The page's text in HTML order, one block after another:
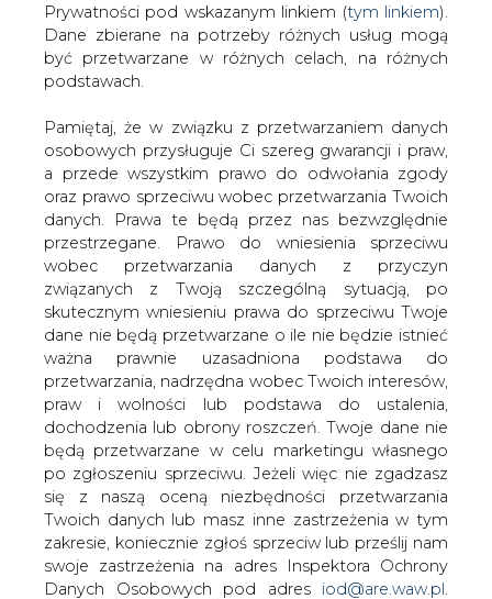
Prywatności pod wskazanym linkiem (tym linkiem).
Dane zbierane na potrzeby różnych usług mogą
być przetwarzane w różnych celach, na różnych
podstawach.
Pamiętaj, że w związku z przetwarzaniem danych
osobowych przysługuje Ci szereg gwarancji i praw,
a przede wszystkim prawo do odwołania zgody
oraz prawo sprzeciwu wobec przetwarzania Twoich
danych. Prawa te będą przez nas bezwzględnie
przestrzegane. Prawo do wniesienia sprzeciwu
wobec przetwarzania danych z przyczyn
związanych z Twoją szczególną sytuacją, po
skutecznym wniesieniu prawa do sprzeciwu Twoje
dane nie będą przetwarzane o ile nie będzie istnieć
ważna prawnie uzasadniona podstawa do
przetwarzania, nadrzędna wobec Twoich interesów,
praw i wolności lub podstawa do ustalenia,
dochodzenia lub obrony roszczeń. Twoje dane nie
będą przetwarzane w celu marketingu własnego
po zgłoszeniu sprzeciwu. Jeżeli więc nie zgadzasz
się z naszą oceną niezbędności przetwarzania
Twoich danych lub masz inne zastrzeżenia w tym
zakresie, koniecznie zgłoś sprzeciw lub prześlij nam
swoje zastrzeżenia na adres Inspektora Ochrony
Danych Osobowych pod adres iod@are.waw.pl
Łącze Australia-ASEAN Power Link
coraz bliżej realizacji
Największy na świecie projekt
magazynowania energii słonecznej jest
o krok bliżej realizacji. Rząd Terytorium
Północnego Australii i firma Sun Cable z
siedzibą w Singapurze podpisały umowę
w celu przyspieszenia rozwoju łącza
Australia-ASEAN Power Link.